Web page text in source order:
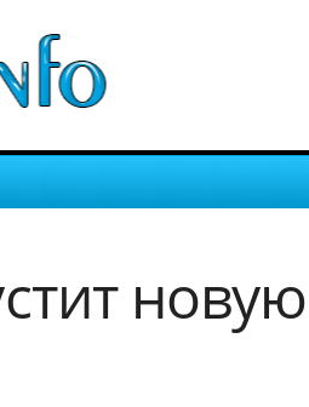
новую